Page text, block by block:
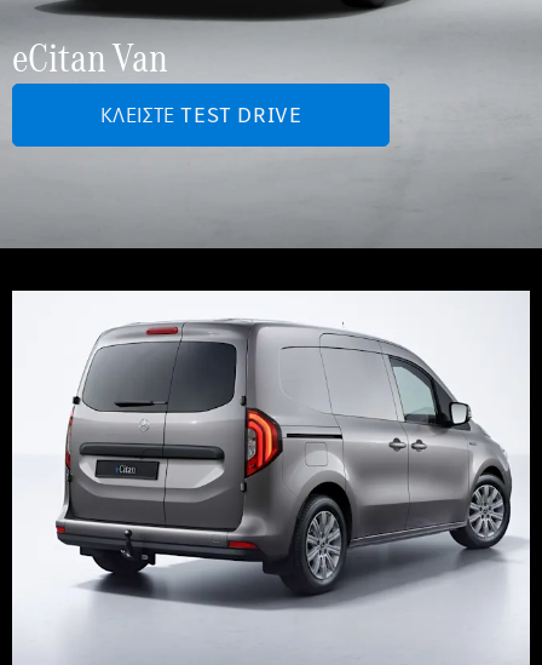
eCitan Van
ΚΛΕΊΣΤΕ TEST DRIVE